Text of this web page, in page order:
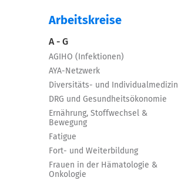
Arbeitskreise
A - G
AGIHO (Infektionen)
AYA-Netzwerk
Diversitäts- und Individualmedizin
DRG und Gesundheitsökonomie
Ernährung, Stoffwechsel &
Bewegung
Fatigue
Fort- und Weiterbildung
Frauen in der Hämatologie &
Onkologie